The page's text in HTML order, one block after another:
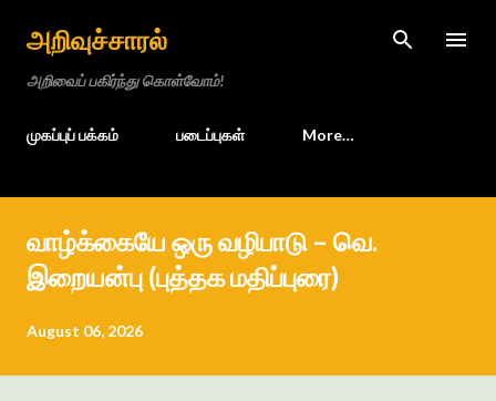
அறிவுச்சாரல்
அறிவைப் பகிர்ந்து கொள்வோம்!
முகப்புப் பக்கம் படைப்புகள் More…
வாழ்க்கையே ஒரு வழிபாடு – வெ.
இறையன்பு (புத்தக மதிப்புரை)
August 06, 2026